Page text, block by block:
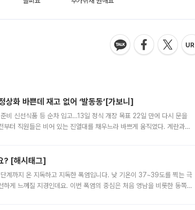
화 바쁜데 재고 없어 ‘발동동’[가보니]
비 신선식품 등 순차 입고…13일 정식 개장 목표 22일 만에 다시 문을
터 직원들은 비어 있는 진열대를 채우느라 바쁘게 움직였다. 계란과
? [해시태그]
단계까지 온 지독하고 지독한 폭염입니다. 낮 기온이 37~39도를 찍는 극
게 느껴질 지경인데요. 이번 폭염의 중심은 처음 영남을 비롯한 동쪽